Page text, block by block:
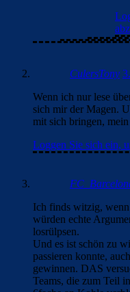
CulersTony
Wenn ich nur lese
sich mir der Magen.
mit sich bringen,
Loggen Sie sich ein,
Ich finds witzig,
würden echte
losrülpsen.
Und es ist schön zu
passieren konnte,
gewinnen. DAS
Teams, die zum Teil